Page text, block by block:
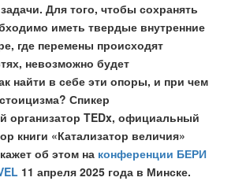
Для того, чтобы сохранять
иметь твердые внутренние
где перемены происходят
невозможно будет
найти в себе эти опоры, и при чем
Спикер
организатор TEDx, официальный
книги «Катализатор величия»
об этом на конференции БЕРИ
11 апреля 2025 года в Минске.